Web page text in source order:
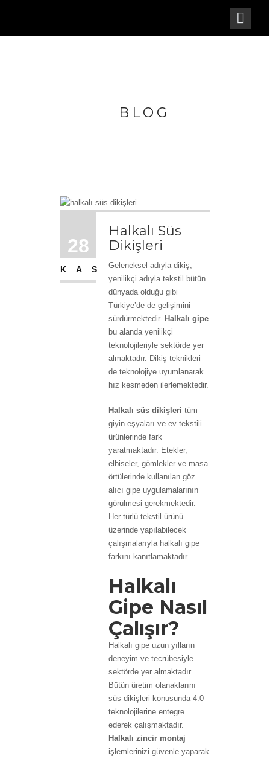
BLOG
28
KAS
Halkalı Süs
Dikişleri
Geleneksel adıyla dikiş,
yenilikçi adıyla tekstil bütün
dünyada olduğu gibi
Türkiye’de de gelişimini
sürdürmektedir. Halkalı gipe
bu alanda yenilikçi
teknolojileriyle sektörde yer
almaktadır. Dikiş teknikleri
de teknolojiye uyumlanarak
hız kesmeden ilerlemektedir.
Halkalı süs dikişleri tüm
giyin eşyaları ve ev tekstili
ürünlerinde fark
yaratmaktadır. Etekler,
elbiseler, gömlekler ve masa
örtülerinde kullanılan göz
alıcı gipe uygulamalarının
görülmesi gerekmektedir.
Her türlü tekstil ürünü
üzerinde yapılabilecek
çalışmalarıyla halkalı gipe
farkını kanıtlamaktadır.
Halkalı
Gipe Nasıl
Çalışır?
Halkalı gipe uzun yılların
deneyim ve tecrübesiyle
sektörde yer almaktadır.
Bütün üretim olanaklarını
süs dikişleri konusunda 4.0
teknolojilerine entegre
ederek çalışmaktadır.
Halkalı zincir montaj
işlemlerinizi güvenle yaparak